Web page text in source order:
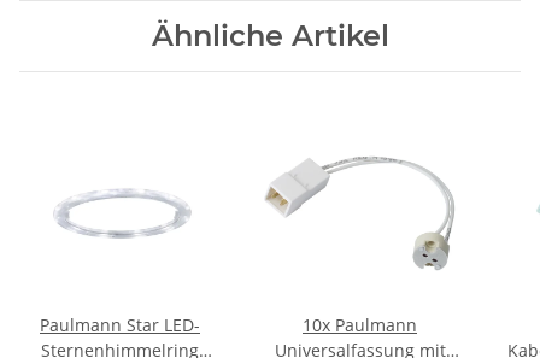
Ähnliche Artikel
Paulmann Star LED-
Sternenhimmelring
10x Paulmann
Universalfassung mit